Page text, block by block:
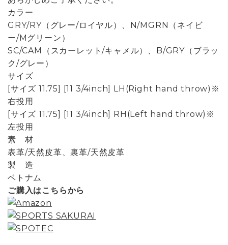
カラー
GRY/RY（グレー/ロイヤル）、N/MGRN（ネイビ
ー/Mグリーン）
SC/CAM（スカーレット/キャメル）、B/GRY（ブラッ
ク/グレー）
サイズ
[サイズ 11.75] [11 3/4inch] LH(Right hand throw)※
右投用
[サイズ 11.75] [11 3/4inch] RH(Left hand throw)※
左投用
素 材
表革/天然皮革、裏革/天然皮革
製 造
ベトナム
ご購入はこちらから